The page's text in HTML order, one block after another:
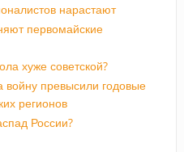
нарастают
первомайские
хуже советской?
превысили годовые
регионов
России?